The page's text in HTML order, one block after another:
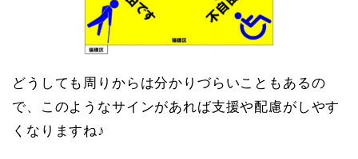
どうしても周りからは分かりづらいこともあるの
で、このようなサインがあれば支援や配慮がしやす
くなりますね♪